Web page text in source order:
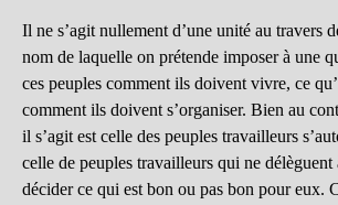
Il ne s’agit nullement d’une unité au travers
nom de laquelle on prétende imposer à une
ces peuples comment ils doivent vivre, ce
comment ils doivent s’organiser. Bien au
il s’agit est celle des peuples travailleurs
celle de peuples travailleurs qui ne délèguent
décider ce qui est bon ou pas bon pour eux.